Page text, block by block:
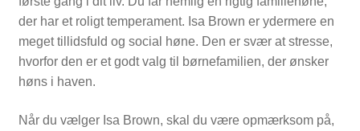
der har et roligt temperament. Isa Brown er ydermereen
meget tillidsfuld og social høne. Den er svær at stresse,
hvorfor den er et godt valg til børnefamilien, der ønsker
høns i haven.
Når du vælger Isa Brown, skal du være opmærksom på,